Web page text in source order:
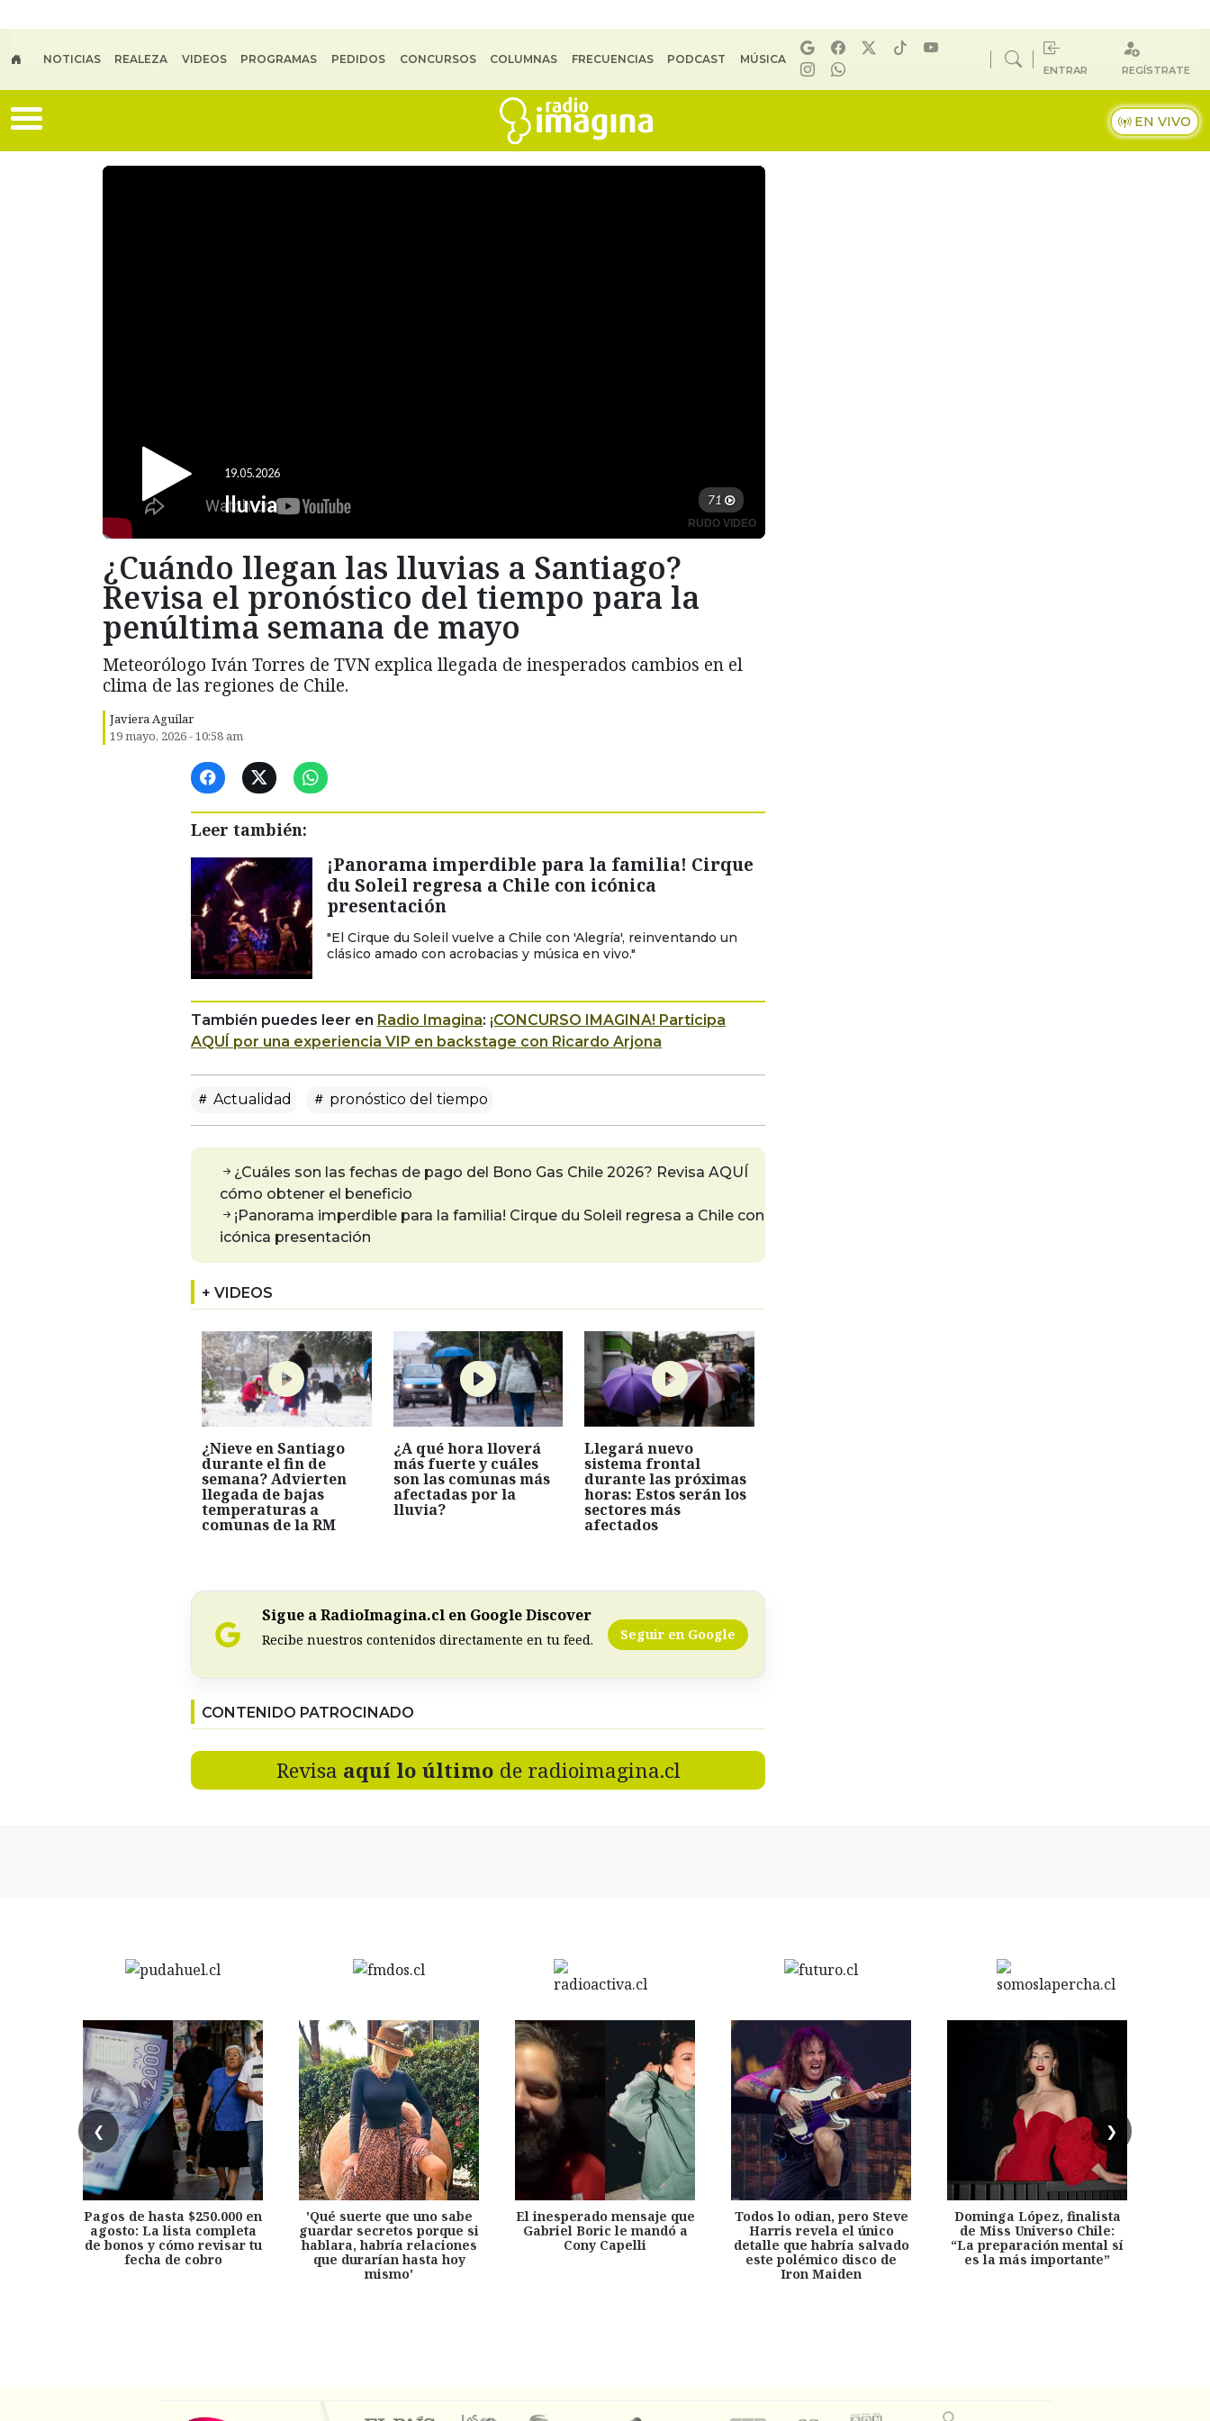
NOTICIAS REALEZA VIDEOS PROGRAMAS PEDIDOS CONCURSOS COLUMNAS FRECUENCIAS PODCAST MÚSICA
ENTRAR REGÍSTRATE
EN VIVO
¿Cuándo llegan las lluvias a Santiago?
Revisa el pronóstico del tiempo para la
penúltima semana de mayo
Meteorólogo Iván Torres de TVN explica llegada de inesperados cambios en el
clima de las regiones de Chile.
Javiera Aguilar
19 mayo, 2026 - 10:58 am
Leer también:
¡Panorama imperdible para la familia! Cirque
du Soleil regresa a Chile con icónica
presentación
"El Cirque du Soleil vuelve a Chile con 'Alegría', reinventando un
clásico amado con acrobacias y música en vivo."
También puedes leer en Radio Imagina: ¡CONCURSO IMAGINA! Participa
AQUÍ por una experiencia VIP en backstage con Ricardo Arjona
Actualidad pronóstico del tiempo
¿Cuáles son las fechas de pago del Bono Gas Chile 2026? Revisa AQUÍ
cómo obtener el beneficio
¡Panorama imperdible para la familia! Cirque du Soleil regresa a Chile con
icónica presentación
+ VIDEOS
¿Nieve en Santiago
durante el fin de
semana? Advierten
llegada de bajas
temperaturas a
comunas de la RM
¿A qué hora lloverá
más fuerte y cuáles
son las comunas más
afectadas por la
lluvia?
Llegará nuevo
sistema frontal
durante las próximas
horas: Estos serán los
sectores más
afectados
Sigue a RadioImagina.cl en Google Discover
Recibe nuestros contenidos directamente en tu feed. Seguir en Google
CONTENIDO PATROCINADO
Revisa aquí lo último de radioimagina.cl
❮ ❯
Pagos de hasta $250.000 en
agosto: La lista completa
de bonos y cómo revisar tu
fecha de cobro
'Qué suerte que uno sabe
guardar secretos porque si
hablara, habría relaciones
que durarían hasta hoy
mismo'
El inesperado mensaje que
Gabriel Boric le mandó a
Cony Capelli
Todos lo odian, pero Steve
Harris revela el único
detalle que habría salvado
este polémico disco de
Iron Maiden
Dominga López, finalista
de Miss Universo Chile:
“La preparación mental sí
es la más importante”